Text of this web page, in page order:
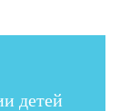
детей